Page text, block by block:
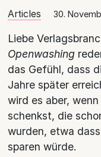
Articles 30.
Liebe
Openwashing
das Gefühl, dass
Jahre später
wird es aber,
schenkst, die
wurden, etwa
sparen würde.